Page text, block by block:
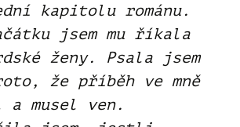
kapitolu románu.
jsem mu říkala
ženy. Psala jsem
že příběh ve mně
a musel ven.